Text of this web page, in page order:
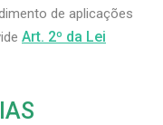
de aplicações
Art. 2º da Lei